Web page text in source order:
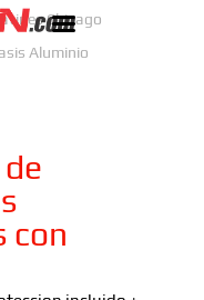
Chicago
Aluminio
con